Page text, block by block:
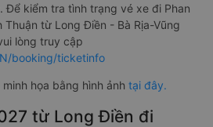
Để kiểm tra tình trạng vé xe đi Phan
Thuận từ Long Điền - Bà Rịa-Vũng
lòng truy cập
booking/ticketinfo
họa bằng hình ảnh tại đây.
từ Long Điền đi